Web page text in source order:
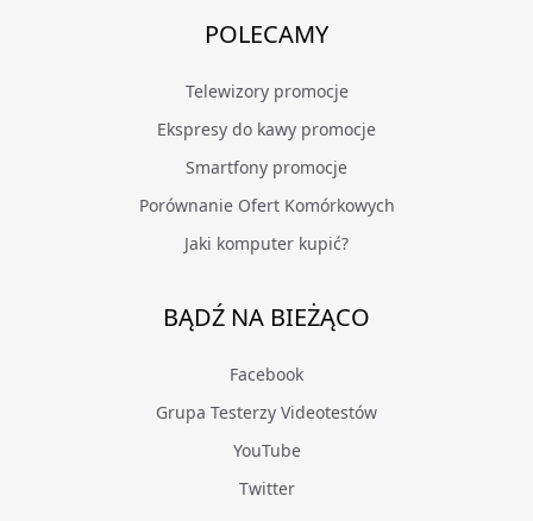
POLECAMY
Telewizory promocje
Ekspresy do kawy promocje
Smartfony promocje
Porównanie Ofert Komórkowych
Jaki komputer kupić?
BĄDŹ NA BIEŻĄCO
Facebook
Grupa Testerzy Videotestów
YouTube
Twitter